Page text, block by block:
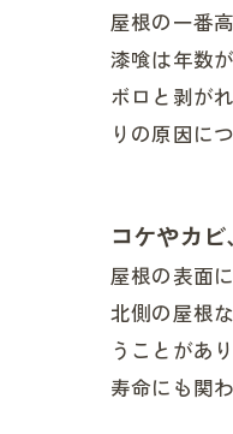
屋根の一番
漆喰は年数
ボロと剥が
りの原因に
コケやカ
屋根の表面
北側の屋根
うことがあ
寿命にも関